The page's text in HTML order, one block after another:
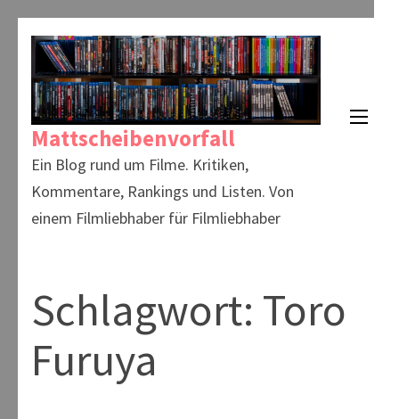
springen
(Enter
drücken)
Mattscheibenvorfall
Ein Blog rund um Filme. Kritiken,
Kommentare, Rankings und Listen. Von
einem Filmliebhaber für Filmliebhaber
Schlagwort: Toro
Furuya